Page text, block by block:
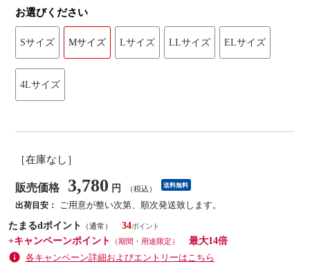
お選びください
Sサイズ Mサイズ Lサイズ LLサイズ ELサイズ
4Lサイズ
［在庫なし］
販売価格 3,780 円 （税込） 送料無料
出荷目安：
ご用意が整い次第、順次発送致します。
たまるdポイント
（通常）
34
+キャンペーンポイント
（期間・用途限定）
最大14倍
各キャンペーン詳細およびエントリーはこちら